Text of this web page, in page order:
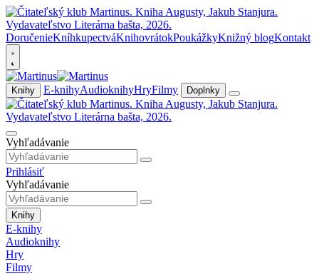
DoručenieKníhkupectváKnihovrátokPoukážkyKnižný blogKontakt
Knihy E-knihyAudioknihyHryFilmy Doplnky
Vyhľadávanie
Prihlásiť
Vyhľadávanie
Knihy
E-knihy
Audioknihy
Hry
Filmy